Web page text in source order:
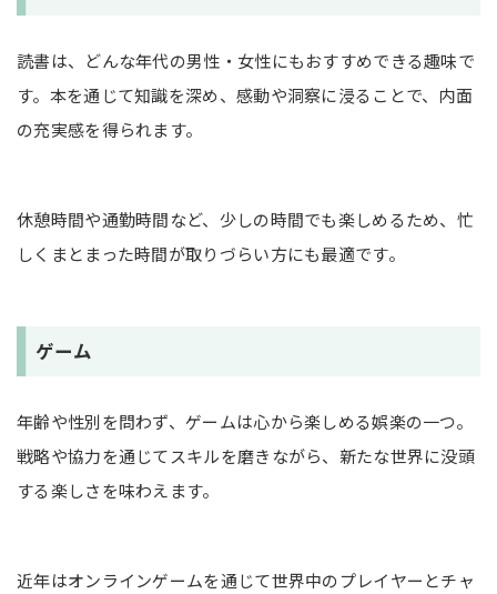
読書は、どんな年代の男性・女性にもおすすめできる趣味で
す。本を通じて知識を深め、感動や洞察に浸ることで、内面
の充実感を得られます。
休憩時間や通勤時間など、少しの時間でも楽しめるため、忙
しくまとまった時間が取りづらい方にも最適です。
ゲーム
年齢や性別を問わず、ゲームは心から楽しめる娯楽の一つ。
戦略や協力を通じてスキルを磨きながら、新たな世界に没頭
する楽しさを味わえます。
近年はオンラインゲームを通じて世界中のプレイヤーとチャ